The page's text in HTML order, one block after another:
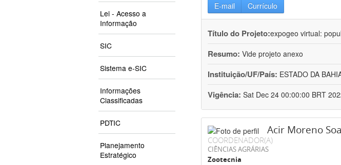
Lei - Acesso a
Informação
SIC
Sistema e-SIC
Informações
Classificadas
PDTIC
Planejamento
Estratégico
E-mail Currículo
Título do Projeto:expogeo virtual:
Resumo: Vide projeto anexo
Instituição/UF/País: ESTADO DA
Vigência: Sat Dec 24 00:00:00 BRT
Acir Moreno
COORDENADOR(A)
CIÊNCIAS AGRÁRIAS
Zootecnia